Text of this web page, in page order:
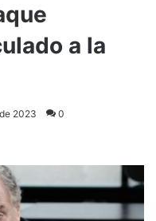
a la
2023 0